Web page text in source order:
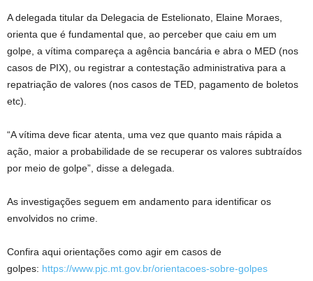
A delegada titular da Delegacia de Estelionato, Elaine Moraes,
orienta que é fundamental que, ao perceber que caiu em um
golpe, a vítima compareça a agência bancária e abra o MED (nos
casos de PIX), ou registrar a contestação administrativa para a
repatriação de valores (nos casos de TED, pagamento de boletos
etc).
“A vítima deve ficar atenta, uma vez que quanto mais rápida a
ação, maior a probabilidade de se recuperar os valores subtraídos
por meio de golpe”, disse a delegada.
As investigações seguem em andamento para identificar os
envolvidos no crime.
Confira aqui orientações como agir em casos de
golpes: https://www.pjc.mt.gov.br/orientacoes-sobre-golpes